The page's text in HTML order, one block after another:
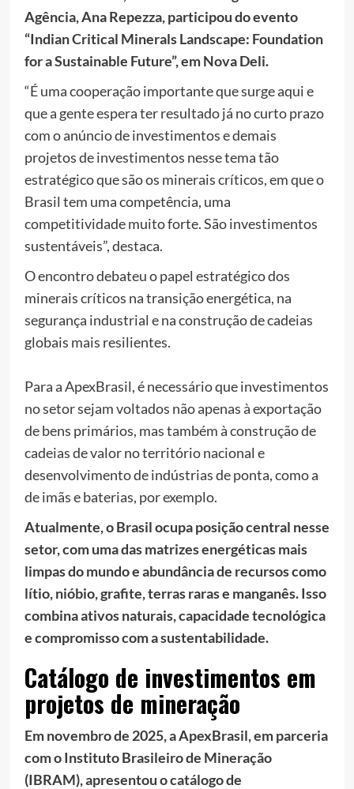
Agência, Ana Repezza, participou do evento
“Indian Critical Minerals Landscape: Foundation
for a Sustainable Future”, em Nova Deli.
“É uma cooperação importante que surge aqui e
que a gente espera ter resultado já no curto prazo
com o anúncio de investimentos e demais
projetos de investimentos nesse tema tão
estratégico que são os minerais críticos, em que o
Brasil tem uma competência, uma
competitividade muito forte. São investimentos
sustentáveis”, destaca.
O encontro debateu o papel estratégico dos
minerais críticos na transição energética, na
segurança industrial e na construção de cadeias
globais mais resilientes.
Para a ApexBrasil, é necessário que investimentos
no setor sejam voltados não apenas à exportação
de bens primários, mas também à construção de
cadeias de valor no território nacional e
desenvolvimento de indústrias de ponta, como a
de imãs e baterias, por exemplo.
Atualmente, o Brasil ocupa posição central nesse
setor, com uma das matrizes energéticas mais
limpas do mundo e abundância de recursos como
lítio, nióbio, grafite, terras raras e manganês. Isso
combina ativos naturais, capacidade tecnológica
e compromisso com a sustentabilidade.
Catálogo de investimentos em
projetos de mineração
Em novembro de 2025, a ApexBrasil, em parceria
com o Instituto Brasileiro de Mineração
(IBRAM), apresentou o catálogo de